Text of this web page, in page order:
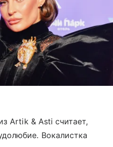
Artik & Asti считает,
Вокалистка